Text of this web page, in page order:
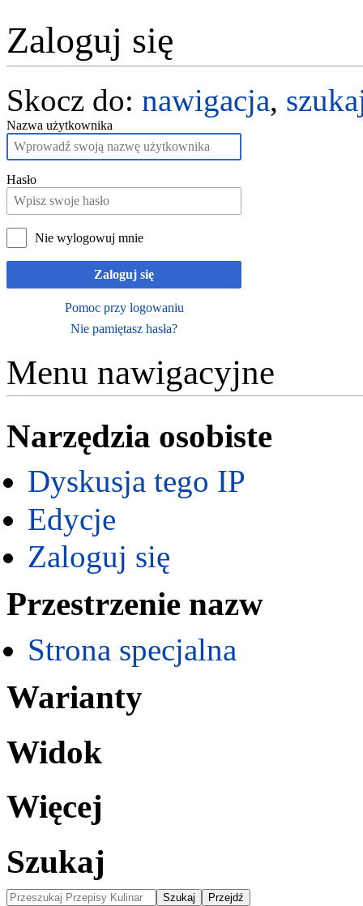
Zaloguj się
Skocz do: nawigacja,
Nazwa użytkownika
Hasło
Nie wylogowuj mnie
Zaloguj się
Pomoc przy logowaniu
Nie pamiętasz hasła?
Menu nawigacyjne
Narzędzia osobiste
Dyskusja tego IP
Edycje
Zaloguj się
Przestrzenie nazw
Strona specjalna
Warianty
Widok
Więcej
Szukaj